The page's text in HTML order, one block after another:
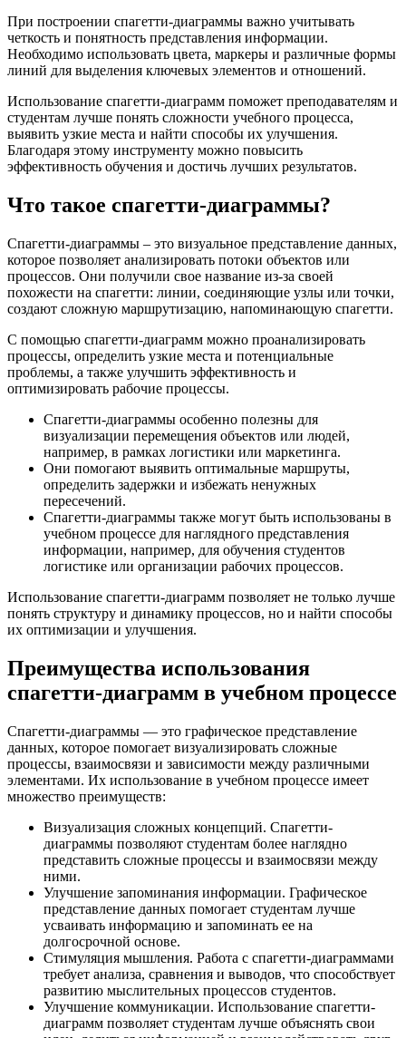
При построении спагетти-диаграммы важно учитывать
четкость и понятность представления информации.
Необходимо использовать цвета, маркеры и различные формы
линий для выделения ключевых элементов и отношений.
Использование спагетти-диаграмм поможет преподавателям и
студентам лучше понять сложности учебного процесса,
выявить узкие места и найти способы их улучшения.
Благодаря этому инструменту можно повысить
эффективность обучения и достичь лучших результатов.
Что такое спагетти-диаграммы?
Спагетти-диаграммы – это визуальное представление данных,
которое позволяет анализировать потоки объектов или
процессов. Они получили свое название из-за своей
похожести на спагетти: линии, соединяющие узлы или точки,
создают сложную маршрутизацию, напоминающую спагетти.
С помощью спагетти-диаграмм можно проанализировать
процессы, определить узкие места и потенциальные
проблемы, а также улучшить эффективность и
оптимизировать рабочие процессы.
Спагетти-диаграммы особенно полезны для
визуализации перемещения объектов или людей,
например, в рамках логистики или маркетинга.
Они помогают выявить оптимальные маршруты,
определить задержки и избежать ненужных
пересечений.
Спагетти-диаграммы также могут быть использованы в
учебном процессе для наглядного представления
информации, например, для обучения студентов
логистике или организации рабочих процессов.
Использование спагетти-диаграмм позволяет не только лучше
понять структуру и динамику процессов, но и найти способы
их оптимизации и улучшения.
Преимущества использования
спагетти-диаграмм в учебном процессе
Спагетти-диаграммы — это графическое представление
данных, которое помогает визуализировать сложные
процессы, взаимосвязи и зависимости между различными
элементами. Их использование в учебном процессе имеет
множество преимуществ:
Визуализация сложных концепций. Спагетти-
диаграммы позволяют студентам более наглядно
представить сложные процессы и взаимосвязи между
ними.
Улучшение запоминания информации. Графическое
представление данных помогает студентам лучше
усваивать информацию и запоминать ее на
долгосрочной основе.
Стимуляция мышления. Работа с спагетти-диаграммами
требует анализа, сравнения и выводов, что способствует
развитию мыслительных процессов студентов.
Улучшение коммуникации. Использование спагетти-
диаграмм позволяет студентам лучше объяснять свои